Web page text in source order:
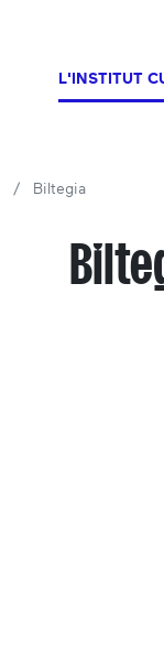
L'INSTITUT
Biltegia